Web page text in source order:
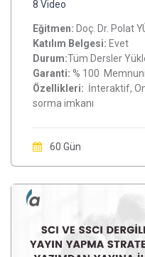
8 Video
Eğitmen: Doç. Dr. Polat
Katılım Belgesi: Evet
Durum:Tüm Dersler
Garanti: % 100
Özellikleri: İnteraktif,
sorma imkanı
60 Gün